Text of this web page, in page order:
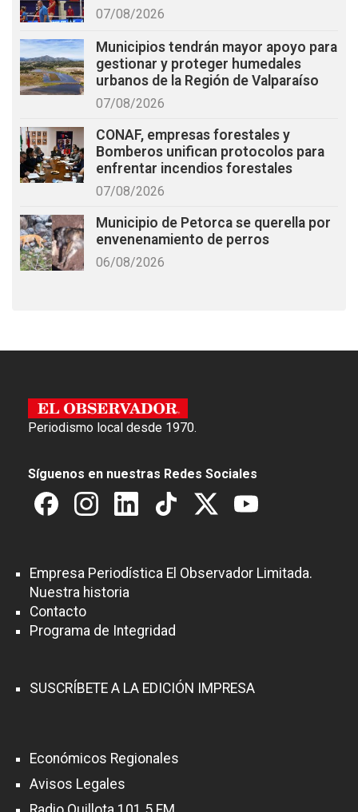
07/08/2026
Municipios tendrán mayor apoyo para
gestionar y proteger humedales
urbanos de la Región de Valparaíso
07/08/2026
CONAF, empresas forestales y
Bomberos unifican protocolos para
enfrentar incendios forestales
07/08/2026
Municipio de Petorca se querella por
envenenamiento de perros
06/08/2026
Periodismo local desde 1970.
Síguenos en nuestras Redes Sociales
Empresa Periodística El Observador Limitada.
Nuestra historia
Contacto
Programa de Integridad
SUSCRÍBETE A LA EDICIÓN IMPRESA
Económicos Regionales
Avisos Legales